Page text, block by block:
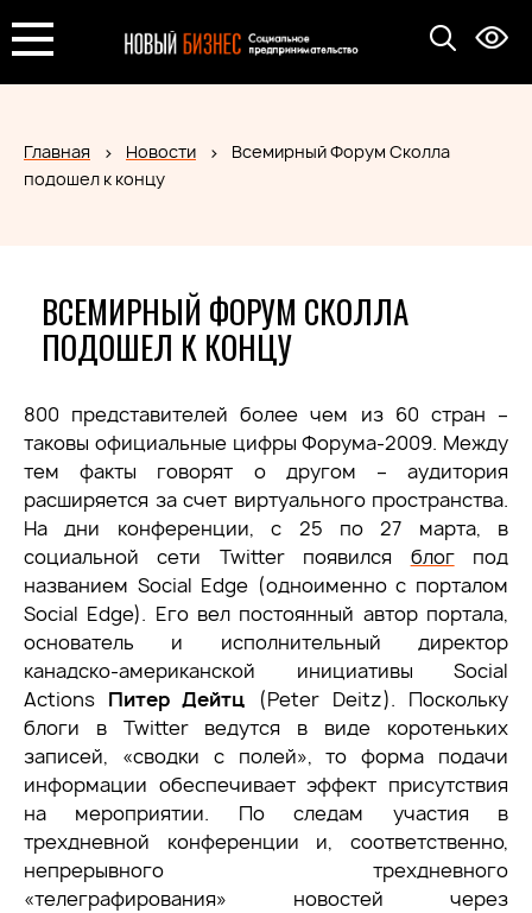
Главная Новости
Всемирный Форум Сколла
подошел к концу
ВСЕМИРНЫЙ ФОРУМ СКОЛЛА
ПОДОШЕЛ К КОНЦУ
800 представителей более чем из 60 стран –
таковы официальные цифры Форума-2009. Между
тем факты говорят о другом – аудитория
расширяется за счет виртуального пространства.
На дни конференции, с 25 по 27 марта, в
социальной сети Twitter появился блогпод
названием Social Edge (одноименно с порталом
Social Edge). Его вел постоянный автор портала,
основатель и исполнительный директор
канадско-американской инициативы Social
Actions Питер Дейтц (Peter Deitz). Поскольку
блоги в Twitter ведутся в виде коротеньких
записей, «сводки с полей», то форма подачи
информации обеспечивает эффект присутствия
на мероприятии. По следам участия в
трехдневной конференции и, соответственно,
непрерывного трехдневного
«телеграфирования» новостей через